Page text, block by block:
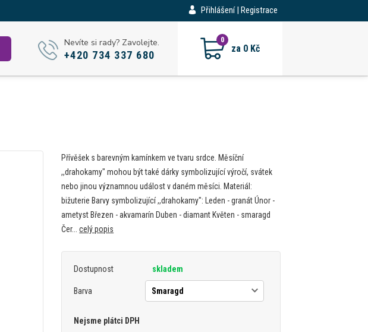
Přihlášení | Registrace
Nevíte si rady? Zavolejte.
+420 734 337 680
0
za 0 Kč
Přívěšek s barevným kamínkem ve tvaru srdce. Měsíční
,,drahokamy" mohou být také dárky symbolizující výročí, svátek
nebo jinou významnou událost v daném měsíci. Materiál:
bižuterie Barvy symbolizující ,,drahokamy": Leden - granát Únor -
ametyst Březen - akvamarín Duben - diamant Květen - smaragd
Čer...celý popis
Dostupnost skladem
Barva
Nejsme plátci DPH